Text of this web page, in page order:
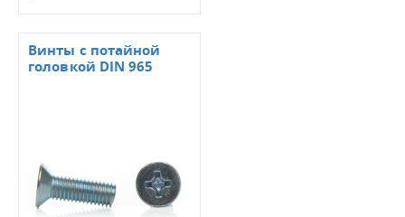
Винты с потайной
головкой DIN 965